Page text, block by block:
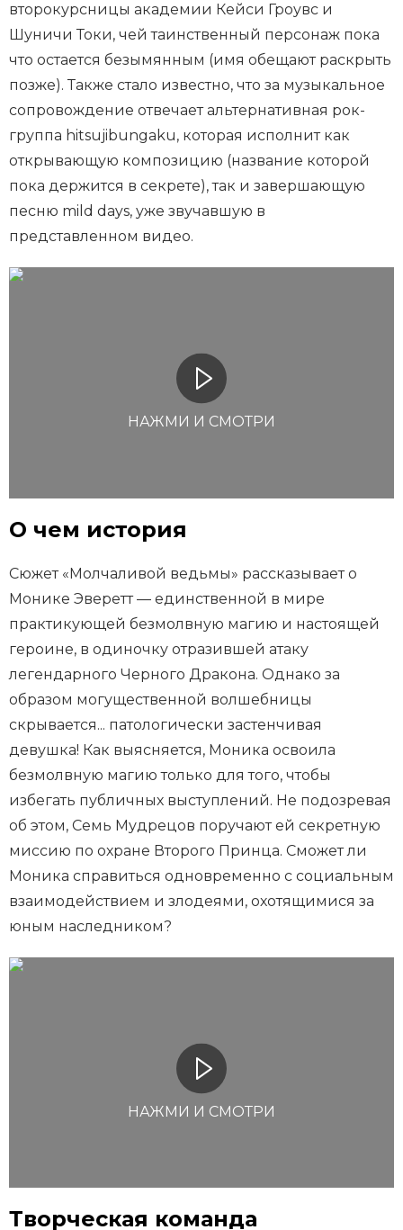
второкурсницы академии Кейси Гроувс и
Шуничи Токи, чей таинственный персонаж пока
что остается безымянным (имя обещают раскрыть
позже). Также стало известно, что за музыкальное
сопровождение отвечает альтернативная рок-
группа hitsujibungaku, которая исполнит как
открывающую композицию (название которой
пока держится в секрете), так и завершающую
песню mild days, уже звучавшую в
представленном видео.
НАЖМИ И СМОТРИ
О чем история
Сюжет «Молчаливой ведьмы» рассказывает о
Монике Эверетт — единственной в мире
практикующей безмолвную магию и настоящей
героине, в одиночку отразившей атаку
легендарного Черного Дракона. Однако за
образом могущественной волшебницы
скрывается... патологически застенчивая
девушка! Как выясняется, Моника освоила
безмолвную магию только для того, чтобы
избегать публичных выступлений. Не подозревая
об этом, Семь Мудрецов поручают ей секретную
миссию по охране Второго Принца. Сможет ли
Моника справиться одновременно с социальным
взаимодействием и злодеями, охотящимися за
юным наследником?
НАЖМИ И СМОТРИ
Творческая команда